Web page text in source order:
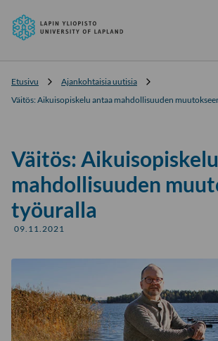
Siirry
suoraan
yliopisto
Etusivu
Ajankohtaisia uutisia
Väitös: Aikuisopiskelu antaa mahdollisuuden
Väitös:
mahdollisuuden
työuralla
09.11.2021